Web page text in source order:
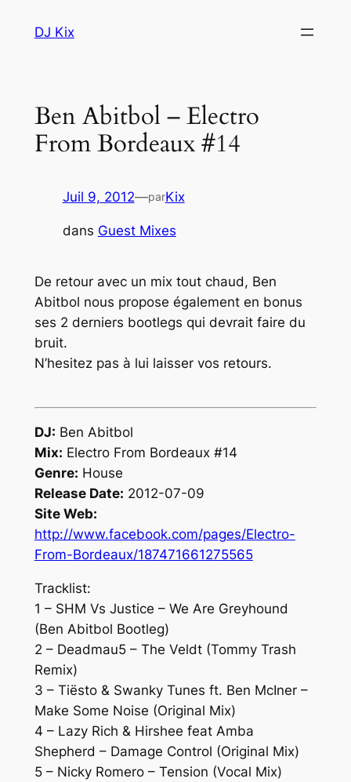
DJ Kix
Ben Abitbol – Electro
From Bordeaux #14
Juil 9, 2012—parKix
dans Guest Mixes
De retour avec un mix tout chaud, Ben
Abitbol nous propose également en bonus
ses 2 derniers bootlegs qui devrait faire du
bruit.
N’hesitez pas à lui laisser vos retours.
DJ: Ben Abitbol
Mix: Electro From Bordeaux #14
Genre: House
Release Date: 2012-07-09
Site Web:
http://www.facebook.com/pages/Electro-
From-Bordeaux/187471661275565
Tracklist:
1 – SHM Vs Justice – We Are Greyhound
(Ben Abitbol Bootleg)
2 – Deadmau5 – The Veldt (Tommy Trash
Remix)
3 – Tiësto & Swanky Tunes ft. Ben McIner –
Make Some Noise (Original Mix)
4 – Lazy Rich & Hirshee feat Amba
Shepherd – Damage Control (Original Mix)
5 – Nicky Romero – Tension (Vocal Mix)